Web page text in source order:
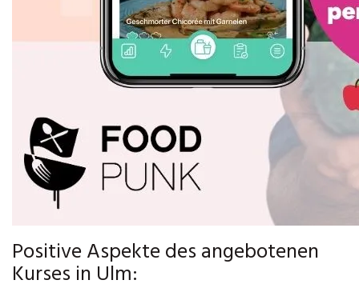
Positive Aspekte des angebotenen
Kurses in Ulm: